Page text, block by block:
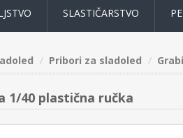
SLASTIČARSTVO
Pribori za sladoled
1/40 plastična ručka